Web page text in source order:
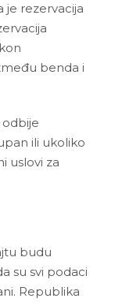
rezervacija
benda i
ili ukoliko
uslovi za
budu
su svi podaci
Republika